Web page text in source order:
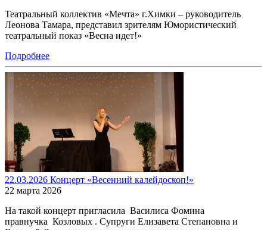
Театральный коллектив «Мечта» г.Химки – руководитель
Леонова Тамара, представил зрителям Юмористический
театральный показ «Весна идет!»
Подробнее
22.03.2026 Концерт «Весенний калейдоскоп!»
22 марта 2026
На такой концерт пригласила Василиса Фомина
правнучка Козловых . Супруги Елизавета Степановна и